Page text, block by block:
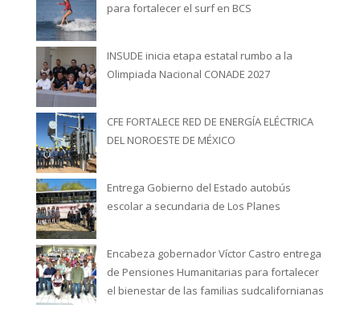
para fortalecer el surf en BCS
INSUDE inicia etapa estatal rumbo a la
Olimpiada Nacional CONADE 2027
CFE FORTALECE RED DE ENERGÍA ELÉCTRICA
DEL NOROESTE DE MÉXICO
Entrega Gobierno del Estado autobús
escolar a secundaria de Los Planes
Encabeza gobernador Víctor Castro entrega
de Pensiones Humanitarias para fortalecer
el bienestar de las familias sudcalifornianas